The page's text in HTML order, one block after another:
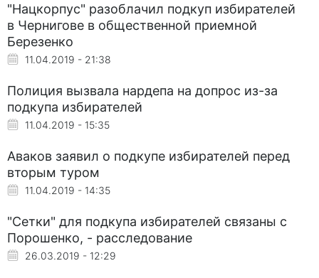
"Нацкорпус" разоблачил подкуп избирателей
в Чернигове в общественной приемной
Березенко
11.04.2019 - 21:38
Полиция вызвала нардепа на допрос из-за
подкупа избирателей
11.04.2019 - 15:35
Аваков заявил о подкупе избирателей перед
вторым туром
11.04.2019 - 14:35
"Сетки" для подкупа избирателей связаны с
Порошенко, - расследование
26.03.2019 - 12:29